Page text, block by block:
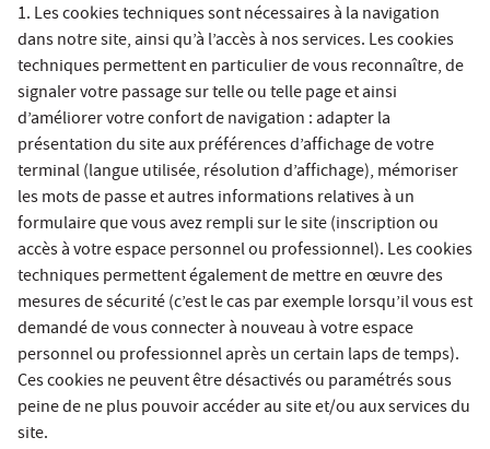
1. Les cookies techniques sont nécessaires à la navigation
dans notre site, ainsi qu’à l’accès à nos services. Les cookies
techniques permettent en particulier de vous reconnaître, de
signaler votre passage sur telle ou telle page et ainsi
d’améliorer votre confort de navigation : adapter la
présentation du site aux préférences d’affichage de votre
terminal (langue utilisée, résolution d’affichage), mémoriser
les mots de passe et autres informations relatives à un
formulaire que vous avez rempli sur le site (inscription ou
accès à votre espace personnel ou professionnel). Les cookies
techniques permettent également de mettre en œuvre des
mesures de sécurité (c’est le cas par exemple lorsqu’il vous est
demandé de vous connecter à nouveau à votre espace
personnel ou professionnel après un certain laps de temps).
Ces cookies ne peuvent être désactivés ou paramétrés sous
peine de ne plus pouvoir accéder au site et/ou aux services du
site.